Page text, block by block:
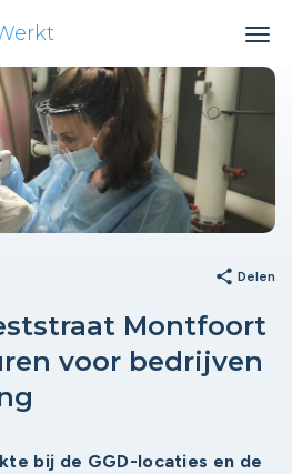
share Delen
Montfoort
voor bedrijven
bij de GGD-locaties en de